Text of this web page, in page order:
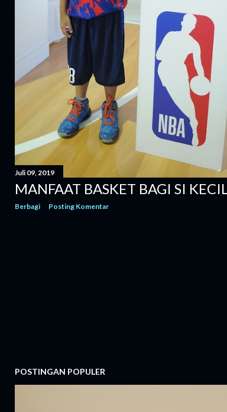
Juli 09, 2019
MANFAAT BASKET BAGI SI KECIL
Berbagi Posting Komentar
POSTINGAN POPULER